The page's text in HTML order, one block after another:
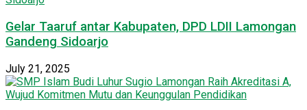
Gelar Taaruf antar Kabupaten, DPD LDII Lamongan
Gandeng Sidoarjo
July 21, 2025